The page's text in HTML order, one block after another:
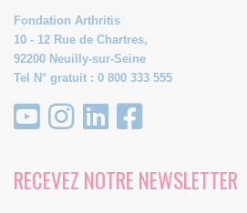
Fondation Arthritis
10 - 12 Rue de Chartres,
92200 Neuilly-sur-Seine
Tel N° gratuit : 0 800 333 555
RECEVEZ NOTRE NEWSLETTER